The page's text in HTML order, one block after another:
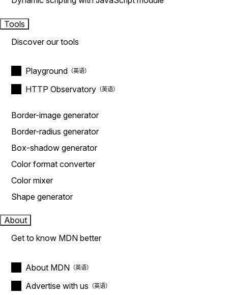
Tools
Discover our tools
Playground
HTTP Observatory
Border-image generator
Border-radius generator
Box-shadow generator
Color format converter
Color mixer
Shape generator
About
Get to know MDN better
About MDN
Advertise with us